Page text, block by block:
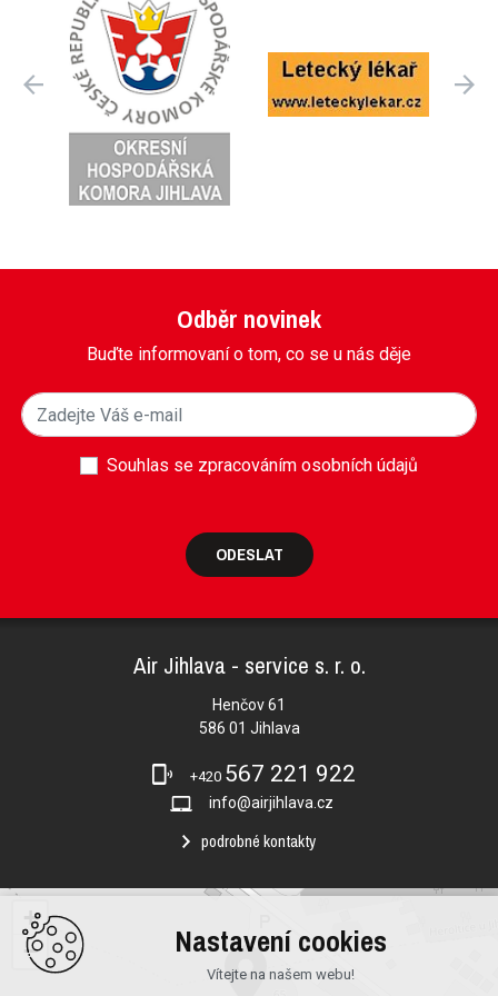
Odběr novinek
Buďte informovaní o tom, co se u nás děje
Souhlas se zpracováním osobních údajů
ODESLAT
Air Jihlava - service s. r. o.
Henčov 61
586 01 Jihlava
+420 567 221 922
info@airjihlava.cz
podrobné kontakty
+
−
Nastavení cookies
Vítejte na našem webu!